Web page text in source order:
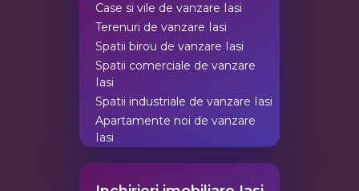
Case si vile de vanzare Iasi
Terenuri de vanzare Iasi
Spatii birou de vanzare Iasi
Spatii comerciale de vanzare
Iasi
Spatii industriale de vanzare Iasi
Apartamente noi de vanzare
Iasi